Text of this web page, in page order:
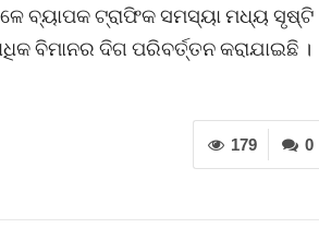
ବ୍ୟାପକ ଟ୍ରାଫିକ ସମସ୍ୟା ମଧ୍ୟ ସୃଷ୍ଟି
ବିମାନର ଦିଗ ପରିବର୍ତ୍ତନ କରାଯାଇଛି ।
0
179